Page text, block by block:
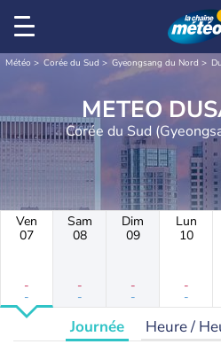
Météo Corée du Sud Gyeongsang du Nord
Corée du Sud
Ven
07
-
-
Sam
08
-
-
Dim
09
-
-
Lun
10
-
-
Journée Heure /